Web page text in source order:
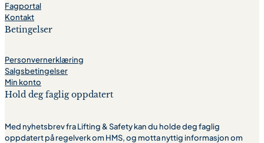
Fagportal
Kontakt
Betingelser
Personvernerklæring
Salgsbetingelser
Min konto
Hold deg faglig oppdatert
Med nyhetsbrev fra Lifting & Safety kan du holde deg faglig
oppdatert på regelverk om HMS, og motta nyttig informasjon om